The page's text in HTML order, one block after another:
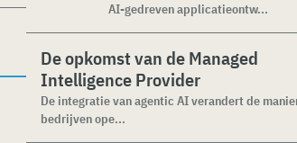
AI-gedreven applicatieontw...
De opkomst van de Managed
Intelligence Provider
De integratie van agentic AI verandert de
bedrijven ope...